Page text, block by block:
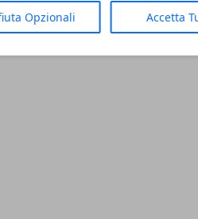
Opzionali Accetta